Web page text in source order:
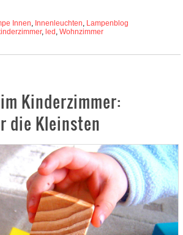
Innen, Innenleuchten, Lampenblog
,led,Wohnzimmer
Kinderzimmer:
die Kleinsten